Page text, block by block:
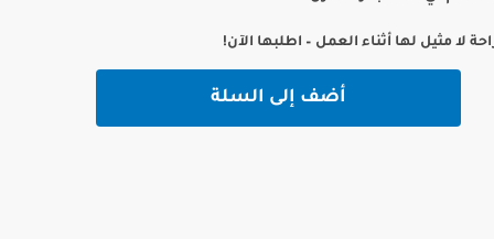
لا مثيل لها أثناء العمل – اطلبها الآن!
أضف إلى السلة